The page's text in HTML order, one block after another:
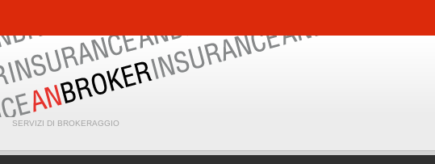
SERVIZI DI BROKERAGGIO